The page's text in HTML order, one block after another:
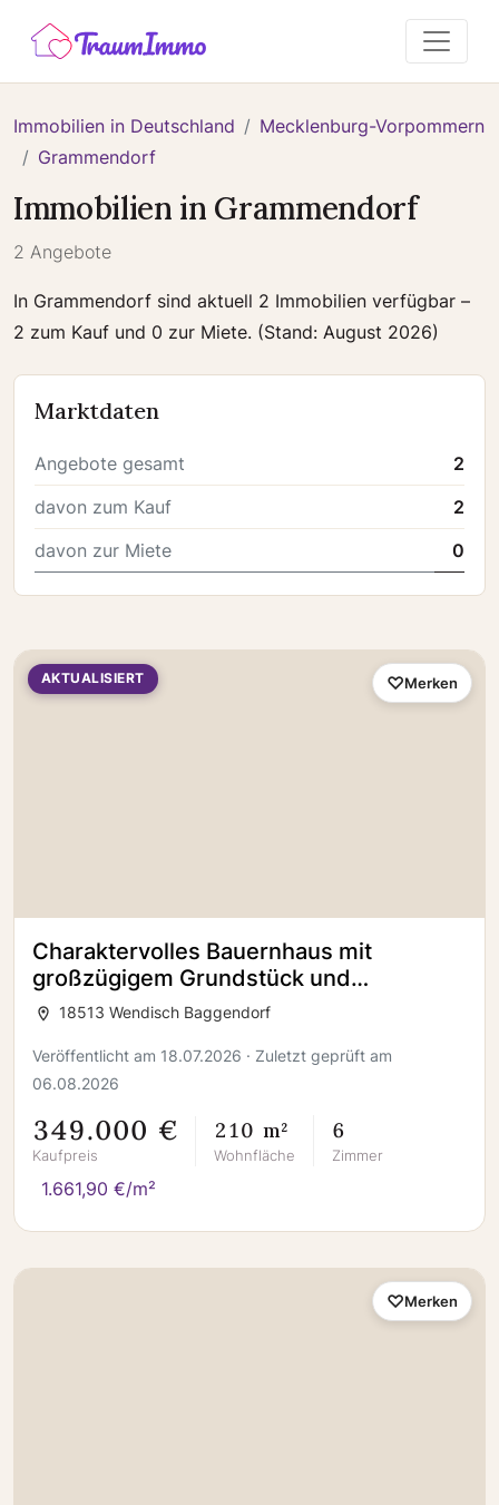
Immobilien in Deutschland
Mecklenburg-Vorpommern
Grammendorf
Immobilien in Grammendorf
2 Angebote
In Grammendorf sind aktuell 2 Immobilien verfügbar –
2 zum Kauf und 0 zur Miete. (Stand: August 2026)
Marktdaten
Angebote gesamt
2
davon zum Kauf
2
davon zur Miete
0
AKTUALISIERT
Charaktervolles Bauernhaus mit
großzügigem Grundstück und
vielfältigen Nutzungsmöglichkeiten
18513 Wendisch Baggendorf
Veröffentlicht am 18.07.2026 · Zuletzt geprüft am
06.08.2026
349.000 €
Kaufpreis
210 m²
Wohnfläche
6
Zimmer
1.661,90 €/m²
Merken
Merken